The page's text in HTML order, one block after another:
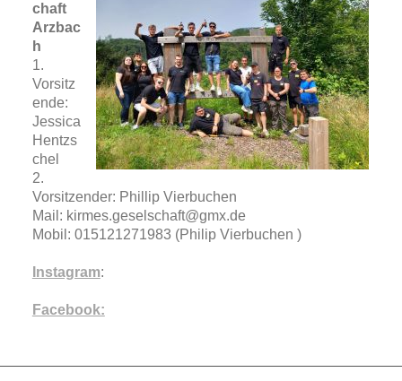
chaft
Arzbac
h
1.
Vorsitz
ende:
Jessica
Hentzs
chel
2.
Vorsitzender: Phillip Vierbuchen
Mail: kirmes.geselschaft@gmx.de
Mobil: 015121271983 (Philip Vierbuchen )
Instagram:
Facebook: